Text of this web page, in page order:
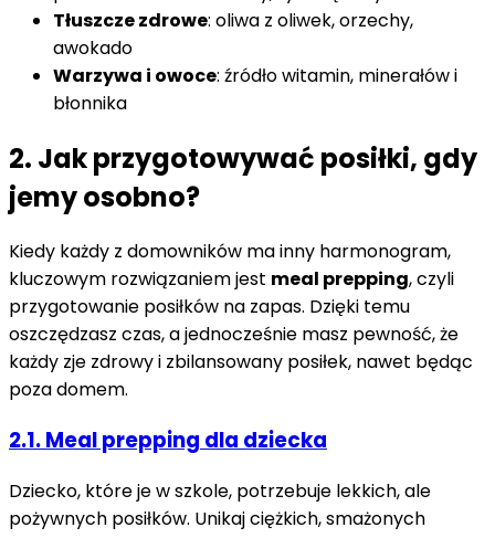
Tłuszcze zdrowe: oliwa z oliwek, orzechy,
awokado
Warzywa i owoce: źródło witamin, minerałów i
błonnika
2. Jak przygotowywać posiłki, gdy
jemy osobno?
Kiedy każdy z domowników ma inny harmonogram,
kluczowym rozwiązaniem jest meal prepping, czyli
przygotowanie posiłków na zapas. Dzięki temu
oszczędzasz czas, a jednocześnie masz pewność, że
każdy zje zdrowy i zbilansowany posiłek, nawet będąc
poza domem.
2.1. Meal prepping dla dziecka
Dziecko, które je w szkole, potrzebuje lekkich, ale
pożywnych posiłków. Unikaj ciężkich, smażonych